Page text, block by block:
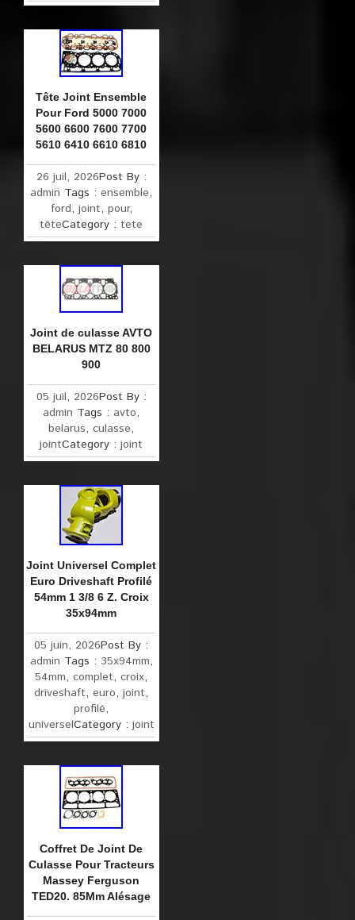
Tête Joint Ensemble
Pour Ford 5000 7000
5600 6600 7600 7700
5610 6410 6610 6810
26 juil, 2026Post By :
admin Tags :ensemble,
ford, joint, pour,
têteCategory :tete
Joint de culasse AVTO
BELARUS MTZ 80 800
900
05 juil, 2026Post By :
admin Tags : avto,
belarus,culasse,
jointCategory :joint
Joint Universel Complet
Euro Driveshaft Profilé
54mm 1 3/8 6 Z. Croix
35x94mm
05 juin, 2026Post By :
admin Tags : 35x94mm,
54mm,complet,croix,
driveshaft,euro,joint,
profilé,
universelCategory : joint
Coffret De Joint De
Culasse Pour Tracteurs
Massey Ferguson
TED20. 85Mm Alésage